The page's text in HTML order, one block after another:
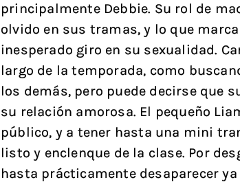
principalmente Debbie. Su rol de
olvido en sus tramas, y lo que
inesperado giro en su sexualidad.
largo de la temporada, como
los demás, pero puede decirse que
su relación amorosa. El pequeño
público, y a tener hasta una mini
listo y enclenque de la clase. Por
hasta prácticamente desaparecer